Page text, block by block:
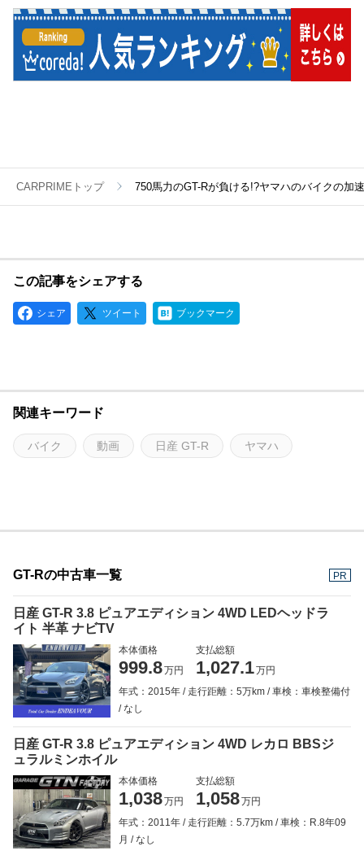
CARPRIMEトップ 750馬力のGT-Rが負ける!?ヤマハのバイクの加
この記事をシェアする
シェア ツイート ブックマーク
関連キーワード
バイク 動画 日産 GT-R ヤマハ
GT-Rの中古車一覧 PR
日産 GT-R 3.8 ピュアエディション 4WD LEDヘッドラ
イト 半革 ナビTV
本体価格
999.8万円
支払総額
1,027.1万円
年式：2015年
走行距離：5万km
車検：車検整備付
なし
日産 GT-R 3.8 ピュアエディション 4WD レカロ BBSジ
ュラルミンホイル
本体価格
1,038万円
支払総額
1,058万円
年式：2011年
走行距離：5.7万km
車検：R.8年09
月
なし